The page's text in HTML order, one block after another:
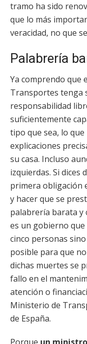
tramo ha sido
que lo más
veracidad, no que
Palabrería
Ya comprendo que
Transportes tenga
responsabilidad
suficientemente
tipo que sea, lo
explicaciones
su casa. Incluso
izquierdas. Si dices
primera obligación
y hacer que se
palabrería barata y
es un gobierno
cinco personas
posible para que
dichas muertes se
fallo en el
atención o
Ministerio de
de España.